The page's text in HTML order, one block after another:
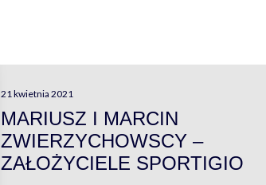
21 kwietnia 2021
MARIUSZ I MARCIN
ZWIERZYCHOWSCY –
ZAŁOŻYCIELE SPORTIGIO